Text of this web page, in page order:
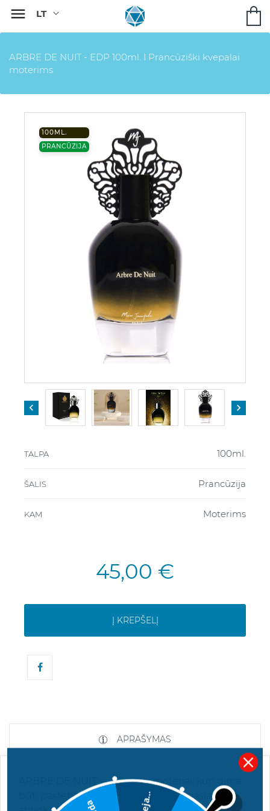

ARBRE DE NUIT - EDP 100ml. I Prancūziški kvepalai
moterims
100ML.
PRANCŪZIJA
 
TALPA 100ml.
ŠALIS Prancūzija
KAM Moterims
45,00 €
Į KREPŠELĮ
APRAŠYMAS
ARBRE DE NUIT — kvepalai moteriai, kuri gimė
būti pastebėta. Tai maža moteriška paslaptis,
Deja...